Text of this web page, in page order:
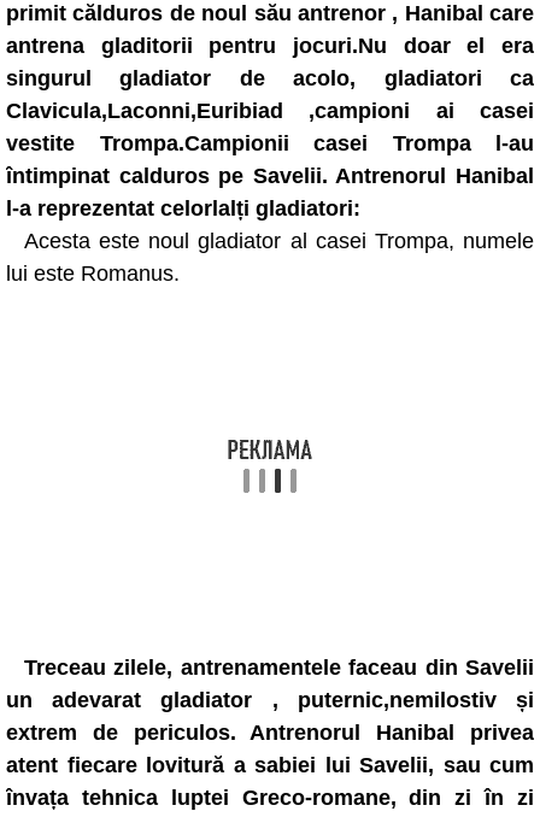
primit călduros de noul său antrenor , Hanibal care
antrena gladitorii pentru jocuri.Nu doar el era
singurul gladiator de acolo, gladiatori ca
Clavicula,Laconni,Euribiad ,campioni ai casei
vestite Trompa.Campionii casei Trompa l-au
întimpinat calduros pe Savelii. Antrenorul Hanibal
l-a reprezentat celorlalți gladiatori:
Acesta este noul gladiator al casei Trompa, numele
lui este Romanus.
Treceau zilele, antrenamentele faceau din Savelii
un adevarat gladiator , puternic,nemilostiv și
extrem de periculos. Antrenorul Hanibal privea
atent fiecare lovitură a sabiei lui Savelii, sau cum
învața tehnica luptei Greco-romane, din zi în zi